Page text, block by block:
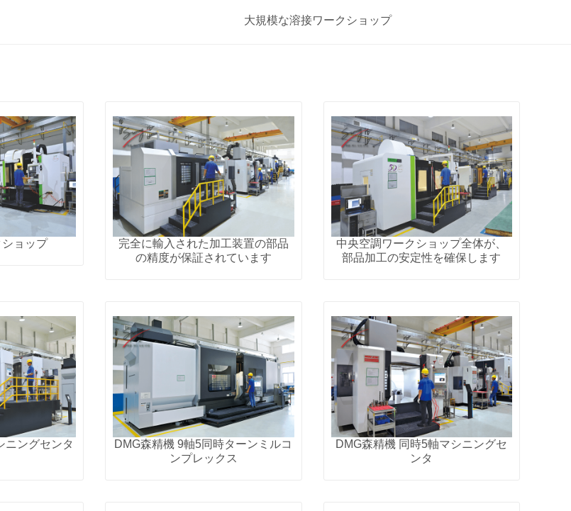
大規模な溶接ワークショップ
ョップ
完全に輸入された加工装置の部品
の精度が保証されています
中央空調ワークショップ全体が、
部品加工の安定性を確保します
ニングセンタ
DMG森精機 9軸5同時ターンミルコ
ンプレックス
DMG森精機 同時5軸マシニングセ
ンタ